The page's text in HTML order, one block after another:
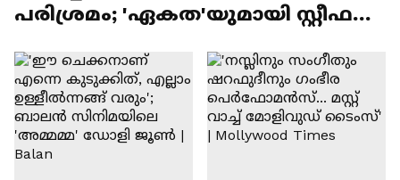
പരിശ്രമം; 'ഏകത'യുമായി സ്റ്റീഫൻ